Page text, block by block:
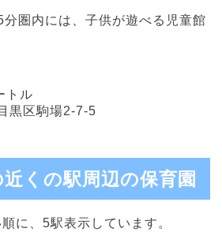
圏内には、子供が遊べる児童館
トル
黒区駒場2-7-5
くの駅周辺の保育園
に、5駅表示しています。